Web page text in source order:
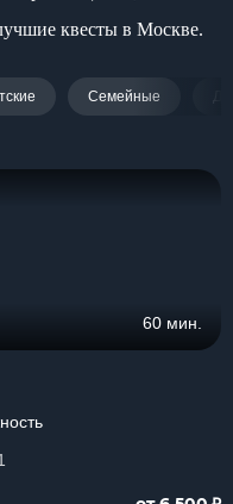
квесты в Москве.
Семейные
60 мин.